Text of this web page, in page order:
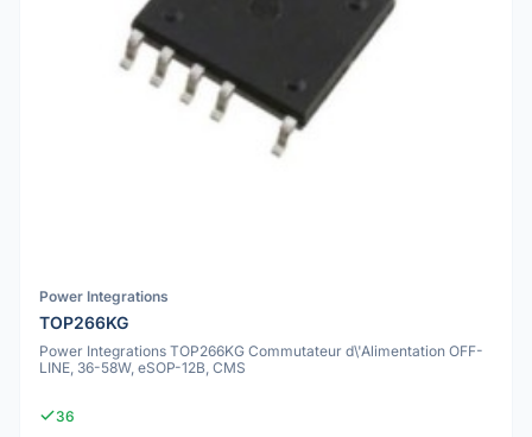
Power Integrations
TOP266KG
Power Integrations TOP266KG Commutateur d\'Alimentation OFF-
LINE, 36-58W, eSOP-12B, CMS
36